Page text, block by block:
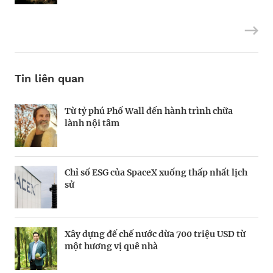
Tin liên quan
Từ tỷ phú Phố Wall đến hành trình chữa
lành nội tâm
Chỉ số ESG của SpaceX xuống thấp nhất lịch
sử
Xây dựng đế chế nước dừa 700 triệu USD từ
một hương vị quê nhà
Tầm nhìn AI của Sam Altman
Startup biến nút bịt tai thành “cơn sốt” 220
triệu USD
Galaxea AI: Startup 700 triệu USD đầy tham
vọng “soán ngôi” Tesla Optimus
Tầm nhìn của vị tỷ phú tái định nghĩa Las
Vegas
Kinh Bắc gia nhập lĩnh vực AI với dự án tỷ
đô
Todd Graves và đế chế 22 tỷ USD từ miếng
gà rán